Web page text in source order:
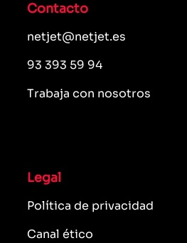
Contacto
netjet@netjet.es
93 393 59 94
Trabaja con nosotros
Legal
Política de privacidad
Canal ético